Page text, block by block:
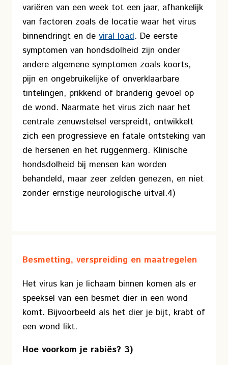
variëren van een week tot een jaar, afhankelijk
van factoren zoals de locatie waar het virus
binnendringt en de viral load. De eerste
symptomen van hondsdolheid zijn onder
andere algemene symptomen zoals koorts,
pijn en ongebruikelijke of onverklaarbare
tintelingen, prikkend of branderig gevoel op
de wond. Naarmate het virus zich naar het
centrale zenuwstelsel verspreidt, ontwikkelt
zich een progressieve en fatale ontsteking van
de hersenen en het ruggenmerg. Klinische
hondsdolheid bij mensen kan worden
behandeld, maar zeer zelden genezen, en niet
zonder ernstige neurologische uitval.4)
Besmetting, verspreiding en maatregelen
Het virus kan je lichaam binnen komen als er
speeksel van een besmet dier in een wond
komt. Bijvoorbeeld als het dier je bijt, krabt of
een wond likt.
Hoe voorkom je rabiës? 3)